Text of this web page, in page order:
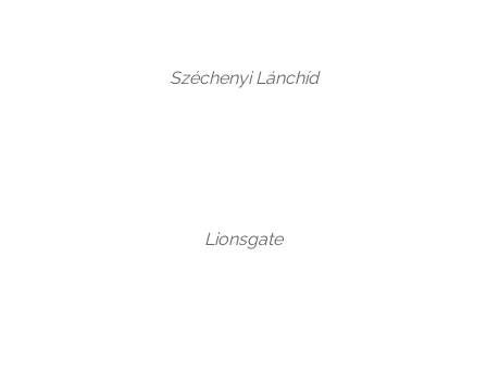
Széchenyi Lánchíd
Lionsgate